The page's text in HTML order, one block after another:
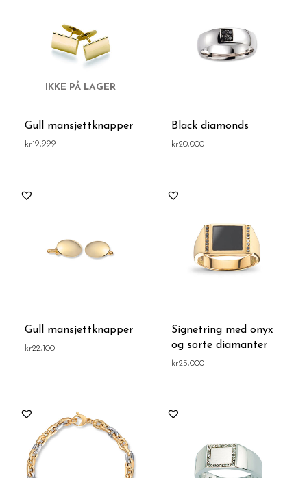
IKKE PÅ LAGER
Gull mansjettknapper
kr19,999
Black diamonds
kr20,000
Gull mansjettknapper
kr22,100
Signetring med onyx
og sorte diamanter
kr25,000